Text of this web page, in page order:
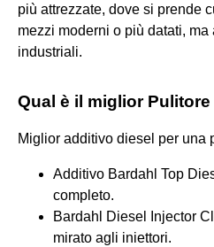
più attrezzate, dove si prende
mezzi moderni o più datati,
industriali.
Qual è il miglior
Miglior additivo diesel per una
Additivo Bardahl Top
completo.
Bardahl Diesel Injector
mirato agli iniettori.